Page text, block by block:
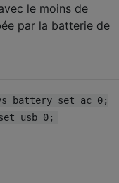
le moins de
par la batterie de
battery set ac 0;
usb 0;